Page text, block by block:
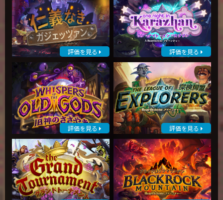
評価を見る 評価を見る
評価を見る 評価を見る